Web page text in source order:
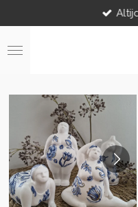
direct
naar
de